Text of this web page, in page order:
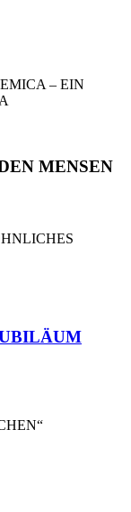
– EIN
MENSEN